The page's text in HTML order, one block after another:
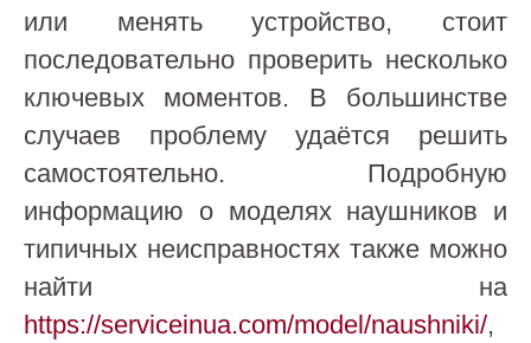
или менять устройство, стоит
последовательно проверить несколько
ключевых моментов. В большинстве
случаев проблему удаётся решить
самостоятельно. Подробную
информацию о моделях наушников и
типичных неисправностях также можно
найти на
https://serviceinua.com/model/naushniki/,